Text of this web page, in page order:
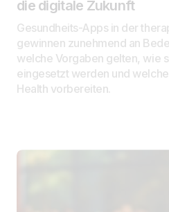
die digitale Zukunft
Gesundheits-Apps in der
gewinnen zunehmend an
welche Vorgaben gelten, wie
eingesetzt werden und
Health vorbereiten.